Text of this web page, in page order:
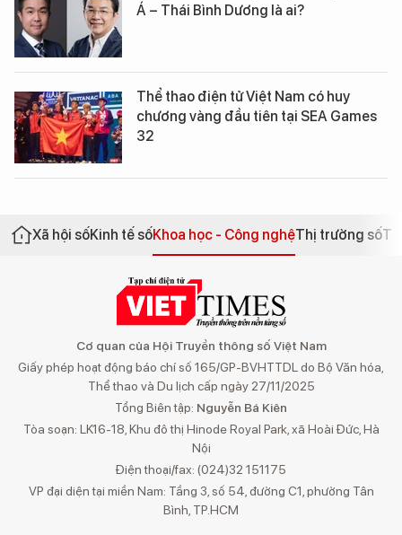
Á – Thái Bình Dương là ai?
Thể thao điện tử Việt Nam có huy
chương vàng đầu tiên tại SEA Games
32
Xã hội sốKinh tế sốKhoa học - Công nghệThị trường số
Cơ quan của Hội Truyền thông số Việt Nam
Giấy phép hoạt động báo chí số 165/GP-BVHTTDL do Bộ Văn hóa,
Thể thao và Du lịch cấp ngày 27/11/2025
Tổng Biên tập: Nguyễn Bá Kiên
Tòa soạn: LK16-18, Khu đô thị Hinode Royal Park, xã Hoài Đức, Hà
Nội
Điện thoại/fax: (024)32 151175
VP đại diện tại miền Nam: Tầng 3, số 54, đường C1, phường Tân
Bình, TP.HCM